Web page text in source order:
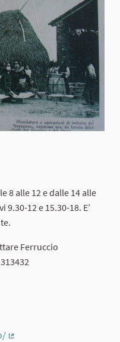
8 alle 12 e dalle 14 alle
12 e 15.30-18. E’
Ferruccio